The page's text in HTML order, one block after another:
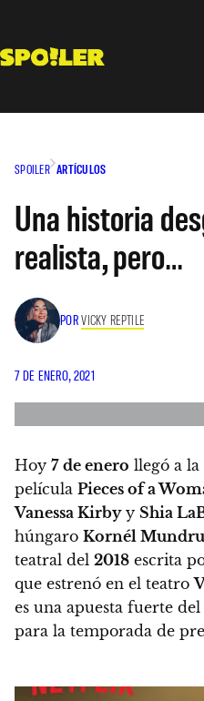
contenido
SPOILER ARTÍCULOS
Una historia
realista, pero…
PORVICKY REPTILE
7 DE ENERO, 2021
Hoy 7 de enero llegó a
película Pieces of a
Vanessa Kirbyy Shia
húngaro Kornél
teatral del 2018 escrita
que estrenó en el teatro
es una apuesta fuerte
para la temporada de